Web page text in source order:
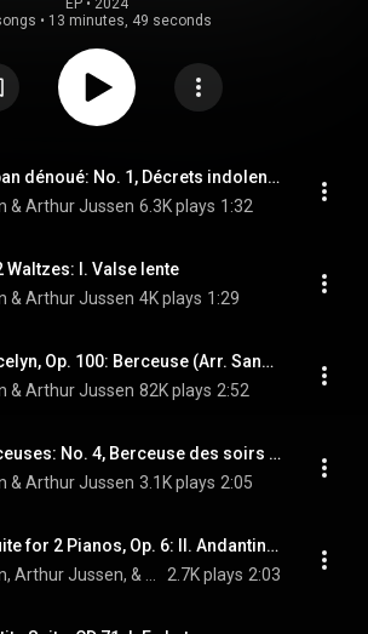
EP • 2024
• 13 minutes, 49 seconds
Hahn: Le ruban dénoué: No. 1, Décrets indolents du hasard
& Arthur Jussen 6.3K plays 1:32
Waltzes: I. Valse lente
& Arthur Jussen 4K plays 1:29
Godard: Jocelyn, Op. 100: Berceuse (Arr. Sandré for Piano 4 Hands)
& Arthur Jussen 82K plays 2:52
Hahn: 7 Berceuses: No. 4, Berceuse des soirs d'automne
& Arthur Jussen 3.1K plays 2:05
Koechlin: Suite for 2 Pianos, Op. 6: II. Andantino con moto
2.7K plays 2:03